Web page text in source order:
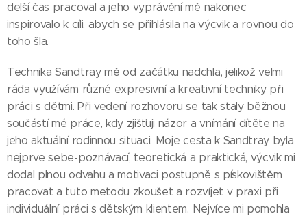
delší čas pracoval a jeho vyprávění mě nakonec
inspirovalo k cíli, abych se přihlásila na výcvik a rovnou do
toho šla.
Technika Sandtray mě od začátku nadchla, jelikož velmi
ráda využívám různé expresivní a kreativní techniky při
práci s dětmi. Při vedení rozhovoru se tak staly běžnou
součástí mé práce, kdy zjišťuji názor a vnímání dítěte na
jeho aktuální rodinnou situaci. Moje cesta k Sandtray byla
nejprve sebe-poznávací, teoretická a praktická, výcvik mi
dodal plnou odvahu a motivaci postupně s pískovištěm
pracovat a tuto metodu zkoušet a rozvíjet v praxi při
individuální práci s dětským klientem. Nejvíce mi pomohla